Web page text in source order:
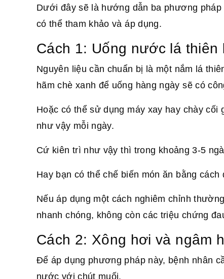
Dưới đây sẽ là hướng dẫn ba phương
có thể tham khảo và áp dụng.
Cách 1: Uống nước lá thiên
Nguyên liệu cần chuẩn bị là một nắm lá
hãm chè xanh để uống hàng ngày sẽ có
Hoặc có thể sử dụng máy xay hay chày
như vậy mỗi ngày.
Cứ kiên trì như vậy thì trong khoảng 3-5
Hay bạn có thể chế biến món ăn bằng
Nếu áp dụng một cách nghiêm chỉnh
nhanh chóng, không còn các triệu chứng
Cách 2: Xông hơi và ngâm
Để áp dụng phương pháp này, bệnh nhân
nước với chút muối.